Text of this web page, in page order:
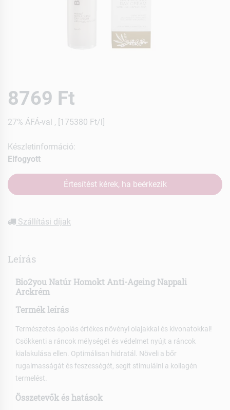
8769 Ft
27% ÁFÁ-val , [175380 Ft/l]
Készletinformáció:
Elfogyott
Értesítést kérek, ha beérkezik
Szállítási díjak
Leírás
Bio2you Natúr Homokt Anti-Ageing Nappali
Arckrém
Termék leírás
Természetes ápolás értékes növényi olajakkal és kivonatokkal!
Csökkenti a ráncok mélységét és védelmet nyújt a ráncok
kialakulása ellen. Optimálisan hidratál. Növeli a bőr
rugalmasságát és feszességét, segít stimulálni a kollagén
termelést.
Összetevők és hatások